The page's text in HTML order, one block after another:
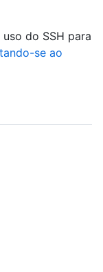
do SSH para
se ao